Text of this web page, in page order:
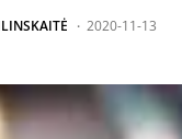
2020-11-13